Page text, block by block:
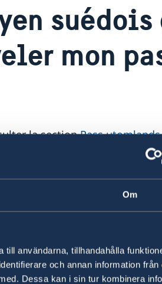
Om
till användarna, tillhandahålla
och annan information från
Dessa kan i sin tur kombinera
mon
la sectionPass utomlands
sur les documents à